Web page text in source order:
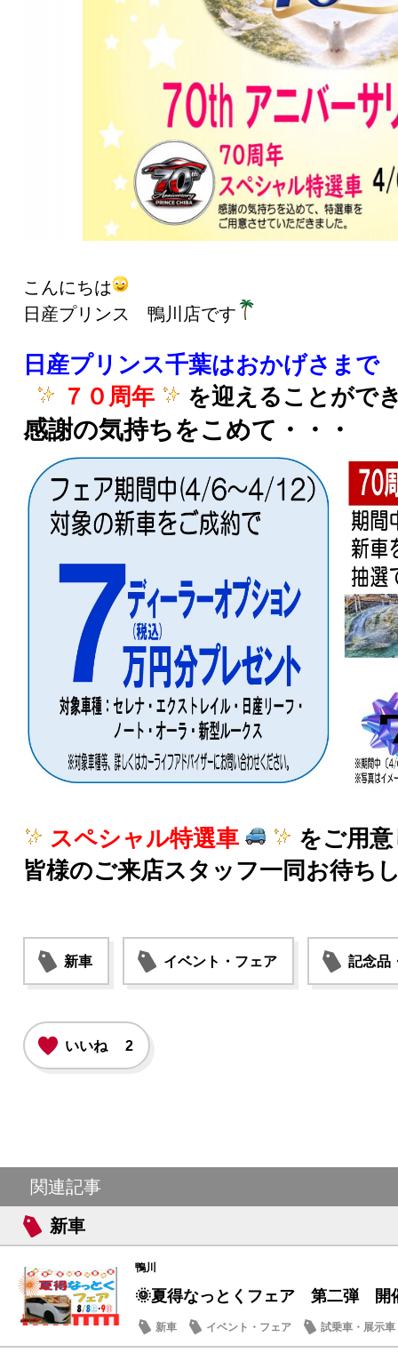
こんにちは
日産プリンス 鴨川店です
日産プリンス千葉はおかげさまで
７０周年
を迎えることがで
感謝の気持ちをこめて・・・
スペシャル特選車
をご用
皆様のご来店スタッフ一同お待ち
新車 イベント・フェア 記念品
いいね 2
関連記事
新車
鴨川
🌞夏得なっとくフェア 第二弾 開
新車 イベント・フェア
試乗車・展示車
営業日・店休日